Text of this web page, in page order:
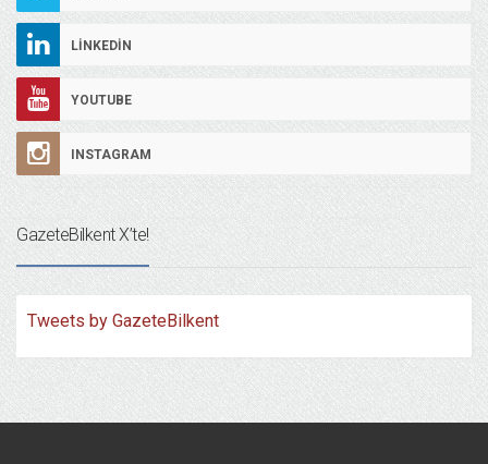
LINKEDIN
YOUTUBE
INSTAGRAM
GazeteBilkent X’te!
Tweets by GazeteBilkent